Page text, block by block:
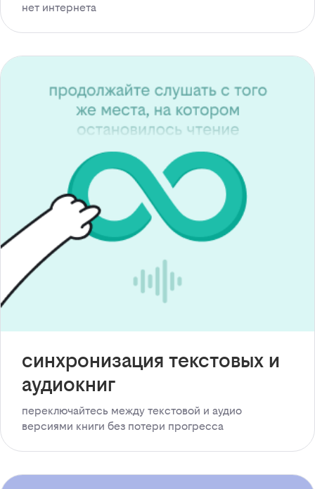
нет интернета
синхронизация текстовых и
аудиокниг
переключайтесь между текстовой и аудио
версиями книги без потери прогресса